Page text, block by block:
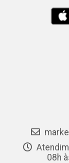
08h